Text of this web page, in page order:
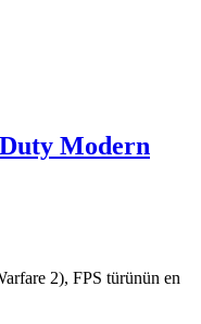
Modern
2), FPS türünün en